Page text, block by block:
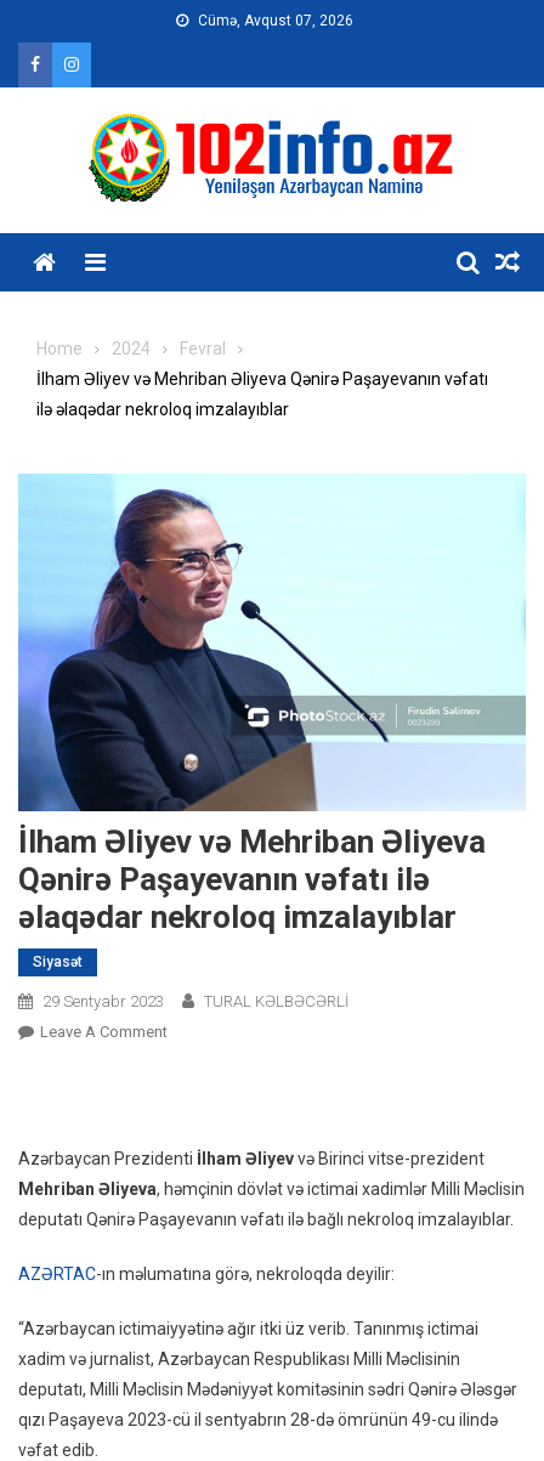
content
Cümə, Avqust 07, 2026
Home 2024
Fevral
İlham Əliyev və Mehriban Əliyeva Qənirə Paşayevanın vəfatı
ilə əlaqədar nekroloq imzalayıblar
İlham Əliyev və Mehriban Əliyeva
Qənirə Paşayevanın vəfatı ilə
əlaqədar nekroloq imzalayıblar
Siyasət
29 Sentyabr 2023
TURAL KƏLBƏCƏRLİ
Leave A CommentOn
Əliyeva
Qənirə
Paşayevanın
Ilə
Nekroloq
Imzalayıblar
Azərbaycan Prezidenti İlham Əliyevvə Birinci vitse-prezident
Mehriban Əliyeva, həmçinin dövlət və ictimai xadimlər Milli Məclisin
deputatı Qənirə Paşayevanın vəfatı ilə bağlı nekroloq imzalayıblar.
AZƏRTAC-ın məlumatına görə, nekroloqda deyilir:
“Azərbaycan ictimaiyyətinə ağır itki üz verib. Tanınmış ictimai
xadim və jurnalist, Azərbaycan Respublikası Milli Məclisinin
deputatı, Milli Məclisin Mədəniyyət komitəsinin sədri Qənirə Ələsgər
qızı Paşayeva 2023-cü il sentyabrın 28-də ömrünün 49-cu ilində
vəfat edib.